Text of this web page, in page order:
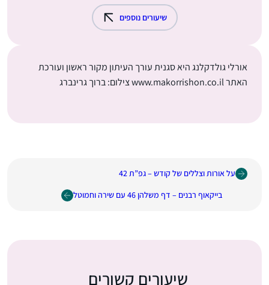
שיעורים נוספים
אורלי גולדקלנג היא סגנית עורך העיתון מקור ראשון ועורכת
האתר www.makorrishon.co.il צילום: ברוך גרינברג
על אורות וצללים של קודש – גפ”ת 42
בייקאוף רבנים – דף משלהן 46 עם שירה וחמוטל
שיעורים קשורים